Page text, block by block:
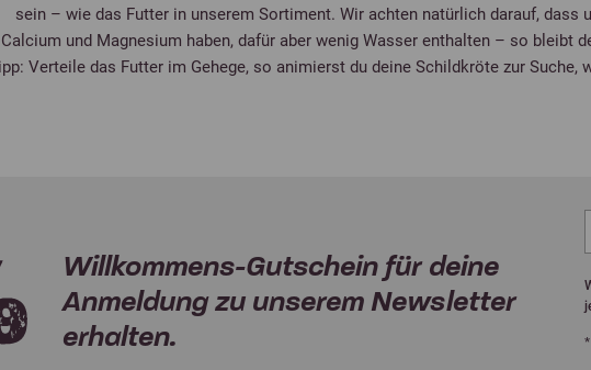
sein – wie das Futter in unserem Sortiment. Wir achten natürlich darauf, dass
Calcium und Magnesium haben, dafür aber wenig Wasser enthalten – so bleibt
Verteile das Futter im Gehege, so animierst du deine Schildkröte zur
Willkommens-Gutschein für deine
Anmeldung zu unserem Newsletter
erhalten.